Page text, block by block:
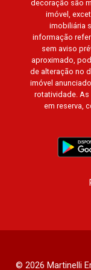
Cidade de
de Lisboa,
Cidade de
Essence,
Jardim de
Essenz,
Stuttgart,
Atlanta,
Alleanza
Coliving,
Residencial,
Apogeo,
Blue Note,
decoração são
imóvel,
imobiliária
informação
sem aviso
aproximado,
de alteração no
imóvel
rotatividade.
em reserva,
© 2026 Martinelli